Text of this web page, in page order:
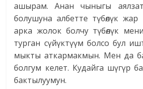
ашырам. Анан чыныгы
болушуна албетте түбөлүк
арка жолок болчу түбөлүк
турган сүйүктүүм болсо бул
мыкты аткармакмын. Мен да
болгум келет. Кудайга шүгүр
бактылуумун.